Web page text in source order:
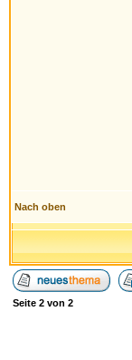
Nach oben
Seite 2 von 2